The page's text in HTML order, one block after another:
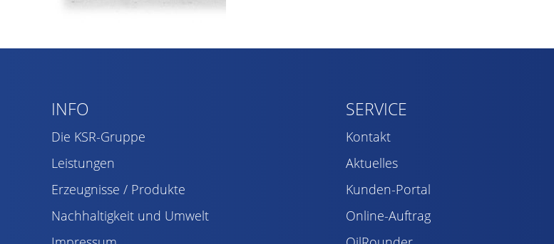
INFO
Die KSR-Gruppe
Leistungen
Erzeugnisse / Produkte
Nachhaltigkeit und Umwelt
SERVICE
Kontakt
Aktuelles
Kunden-Portal
Online-Auftrag